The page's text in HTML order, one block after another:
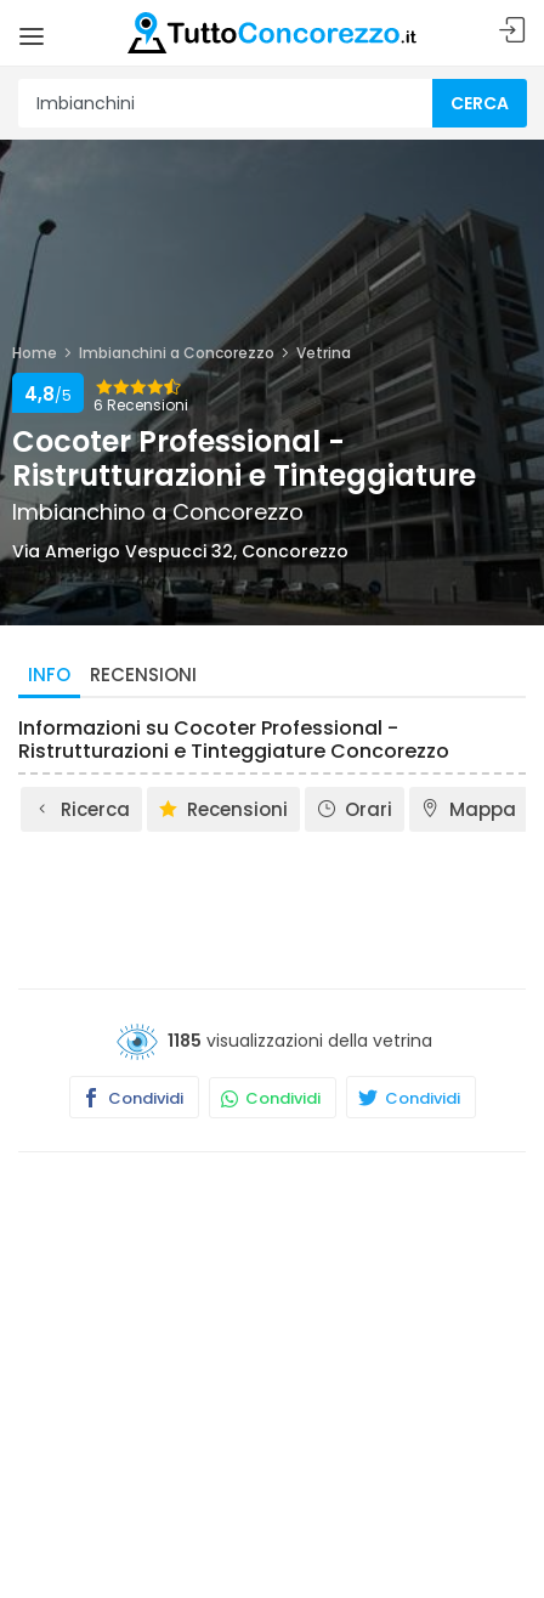
CERCA
Home Imbianchini a Concorezzo Vetrina
6 Recensioni
4,8/5
Cocoter Professional -
Ristrutturazioni e Tinteggiature
Imbianchino a Concorezzo
Via Amerigo Vespucci 32, Concorezzo
INFO RECENSIONI
Informazioni su Cocoter Professional -
Ristrutturazioni e Tinteggiature Concorezzo
Ricerca Recensioni Orari Mappa
1185 visualizzazioni della vetrina
Condividi Condividi Condividi